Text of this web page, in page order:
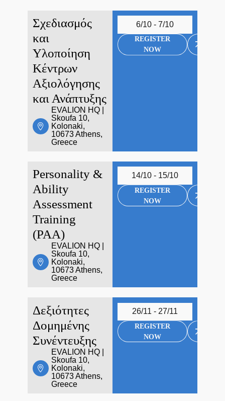
Σχεδιασμός
και
Υλοποίηση
Κέντρων
Αξιολόγησης
και Ανάπτυξης
EVALION HQ |
Skoufa 10,
Kolonaki,
10673 Athens,
Greece
6/10 - 7/10
REGISTER
NOW
Personality &
Ability
Assessment
Training
(PAA)
EVALION HQ |
Skoufa 10,
Kolonaki,
10673 Athens,
Greece
14/10 - 15/10
REGISTER
NOW
Δεξιότητες
Δομημένης
Συνέντευξης
EVALION HQ |
Skoufa 10,
Kolonaki,
10673 Athens,
Greece
26/11 - 27/11
REGISTER
NOW